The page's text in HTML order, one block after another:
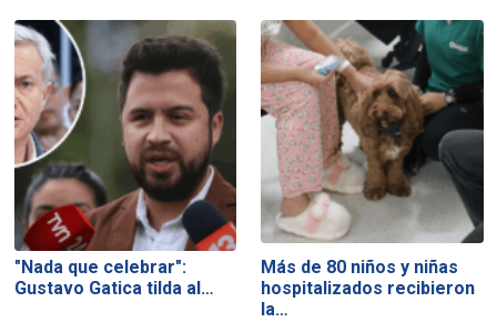
"Nada que celebrar":
Gustavo Gatica tilda al…
Más de 80 niños y niñas
hospitalizados recibieron
la…